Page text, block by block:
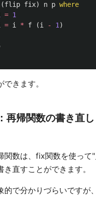
(flip fix) n p where
= 1
= i * f (i - 1 )
きます。
再帰関数の書き直
関数は、fix関数を使って
き直すことができます。
的で分かりづらいですが